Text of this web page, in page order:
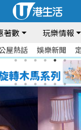
著數 玩樂情報
屋熱話 娛樂新聞